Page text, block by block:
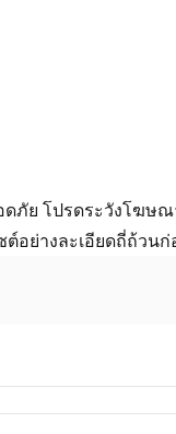
ภัย โปรดระวังโฆษ
ย่างละเอียดถี่ถ้วน